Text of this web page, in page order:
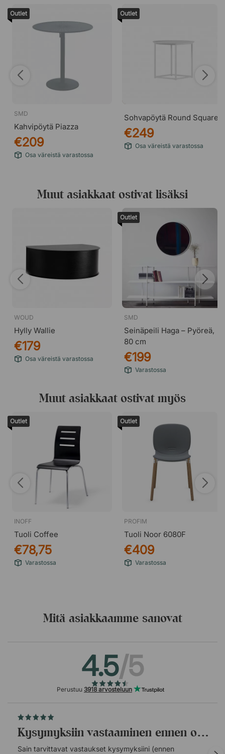
Outlet
SMD
Kahvipöytä Piazza
€209
Osa väreistä varastossa
Outlet
Sohvapöytä Round Square
€249
Osa väreistä varastossa
Muut asiakkaat ostivat lisäksi
WOUD
Hylly Wallie
€179
Osa väreistä varastossa
Outlet
SMD
Seinäpeili Haga – Pyöreä,
80 cm
€199
Varastossa
Muut asiakkaat ostivat myös
Outlet
INOFF
Tuoli Coffee
€78,75
Varastossa
Outlet
PROFIM
Tuoli Noor 6080F
€409
Varastossa
Mitä asiakkaamme sanovat
4.5/5
Perustuu 3918 arvosteluun
Kysymyksiin vastaaminen ennen ostopäätöstä.
Sain tarvittavat vastaukset kysymyksiini (ennen